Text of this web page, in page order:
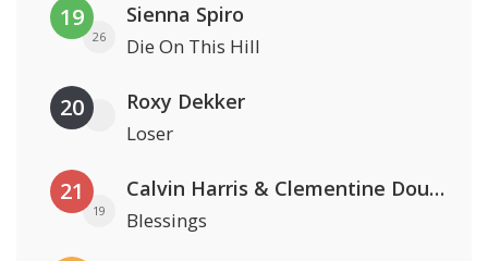
19
26
Sienna Spiro
Die On This Hill
20 Roxy Dekker
Loser
21
19
Calvin Harris & Clementine Douglas
Blessings